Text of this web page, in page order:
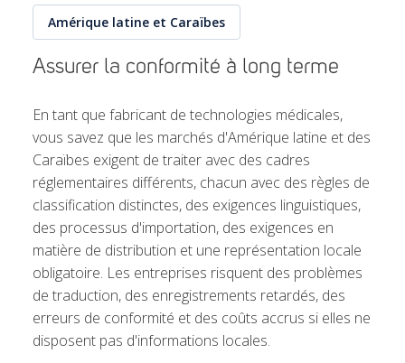
Amérique latine et Caraïbes
Assurer la conformité à long terme
En tant que fabricant de technologies médicales,
vous savez que les marchés d'Amérique latine et des
Caraïbes exigent de traiter avec des cadres
réglementaires différents, chacun avec des règles de
classification distinctes, des exigences linguistiques,
des processus d'importation, des exigences en
matière de distribution et une représentation locale
obligatoire. Les entreprises risquent des problèmes
de traduction, des enregistrements retardés, des
erreurs de conformité et des coûts accrus si elles ne
disposent pas d'informations locales.